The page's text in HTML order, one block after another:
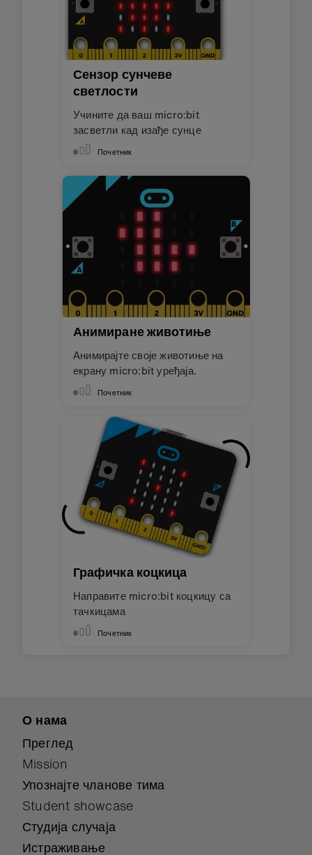
Сензор сунчеве
светлости
Учините да ваш micro:bit
засветли кад изађе сунце
Почетник
Анимиране животиње
Анимирајте своје животиње на
екрану micro:bit уређаја.
Почетник
Графичка коцкица
Направите micro:bit коцкицу са
тачкицама
Почетник
О нама
Преглед
Mission
Упознајте чланове тима
Student showcase
Студија случаја
Истраживање